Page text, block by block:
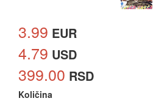
3.99 EUR
4.79 USD
399.00 RSD
Količina